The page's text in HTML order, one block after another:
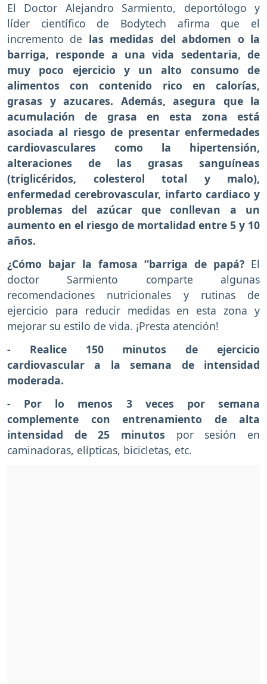
El Doctor Alejandro Sarmiento, deportólogo y
líder científico de Bodytech afirma que el
incremento de las medidas del abdomen o la
barriga, responde a una vida sedentaria, de
muy poco ejercicio y un alto consumo de
alimentos con contenido rico en calorías,
grasas y azucares. Además, asegura que la
acumulación de grasa en esta zona está
asociada al riesgo de presentar enfermedades
cardiovasculares como la hipertensión,
alteraciones de las grasas sanguíneas
(triglicéridos, colesterol total y malo),
enfermedad cerebrovascular, infarto cardiaco y
problemas del azúcar que conllevan a un
aumento en el riesgo de mortalidad entre 5 y 10
años.
¿Cómo bajar la famosa “barriga de papá? El
doctor Sarmiento comparte algunas
recomendaciones nutricionales y rutinas de
ejercicio para reducir medidas en esta zona y
mejorar su estilo de vida. ¡Presta atención!
- Realice 150 minutos de ejercicio
cardiovascular a la semana de intensidad
moderada.
- Por lo menos 3 veces por semana
complemente con entrenamiento de alta
intensidad de 25 minutos por sesión en
caminadoras, elípticas, bicicletas, etc.